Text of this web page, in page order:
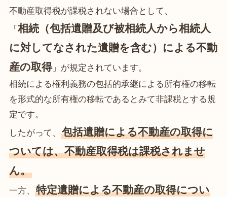
不動産取得税が課税されない場合として、
「 相続（包括遺贈及び被相続人から相続人
に対してなされた遺贈を含む）による不動
産の取得」が規定されています。
相続による権利義務の包括的承継による所有権の移転
を形式的な所有権の移転であるとみて非課税とする規
定です。
したがって、
包括遺贈による不動産の取得に
ついては、不動産取得税は課税されませ
ん。
一方、
特定遺贈による不動産の取得につい